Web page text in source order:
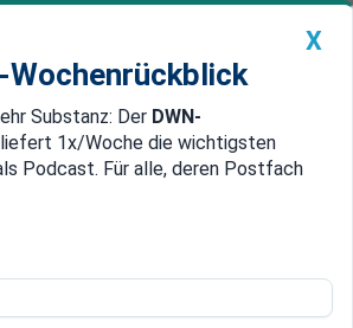
DWN: Geldanlage Premium
DWN-Magazin China
X
Wochenrückblick
Substanz: Der DWN-
liefert 1x/Woche die wichtigsten
Podcast. Für alle, deren Postfach